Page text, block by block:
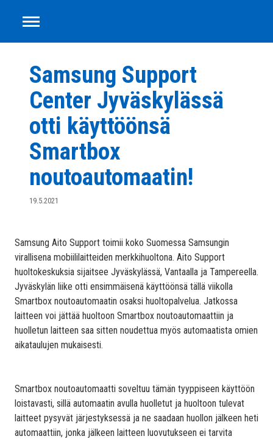
sisältöönSamsung Support
Center Jyväskylässä
otti käyttöönsä
Smartbox
noutoautomaatin!
19.5.2021
Samsung Aito Support toimii koko Suomessa Samsungin
virallisena mobiililaitteiden merkkihuoltona. Aito Support
huoltokeskuksia sijaitsee Jyväskylässä, Vantaalla ja Tampereella.
Jyväskylän liike otti ensimmäisenä käyttöönsä tällä viikolla
Smartbox noutoautomaatin osaksi huoltopalvelua. Jatkossa
laitteen voi jättää huoltoon Smartbox noutoautomaattiin ja
huolletun laitteen saa sitten noudettua myös automaatista omien
aikataulujen mukaisesti.
Smartbox noutoautomaatti soveltuu tämän tyyppiseen käyttöön
loistavasti, sillä automaatin avulla huolletut ja huoltoon tulevat
laitteet pysyvät järjestyksessä ja ne saadaan huollon jälkeen heti
automaattiin, jonka jälkeen laitteen luovutukseen ei tarvita